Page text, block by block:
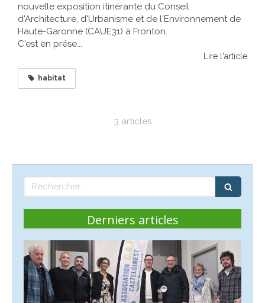
nouvelle exposition itinérante du Conseil
d'Architecture, d'Urbanisme et de l'Environnement de
Haute-Garonne (CAUE31) à Fronton.
C'est en prése...
Lire l'article
habitat
3 articles
Rechercher
Derniers articles